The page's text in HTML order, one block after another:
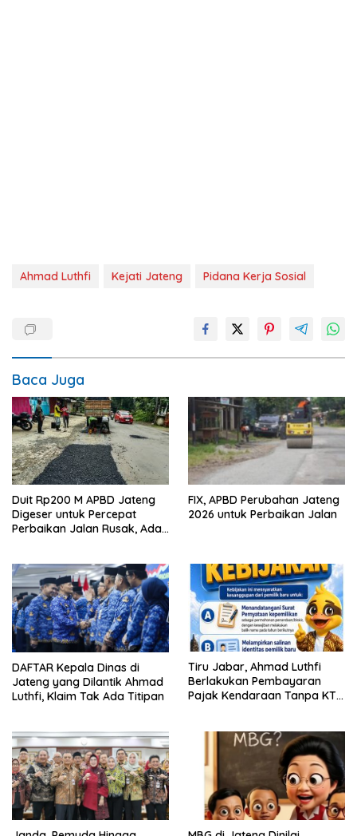
Ahmad Luthfi Kejati Jateng Pidana Kerja Sosial
Baca Juga
Duit Rp200 M APBD Jateng
Digeser untuk Percepat
Perbaikan Jalan Rusak, Ada
FIX, APBD Perubahan Jateng
2026 untuk Perbaikan Jalan
DAFTAR Kepala Dinas di
Jateng yang Dilantik Ahmad
Luthfi, Klaim Tak Ada Titipan
Tiru Jabar, Ahmad Luthfi
Berlakukan Pembayaran
Pajak Kendaraan Tanpa KTP